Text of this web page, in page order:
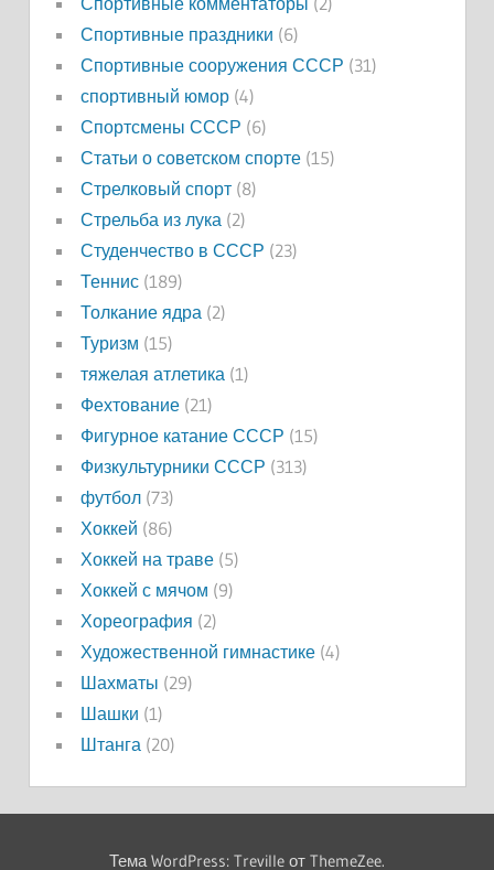
Спортивные праздники (6)
Спортивные сооружения СССР (31)
спортивный юмор(4)
Спортсмены СССР (6)
Статьи о советском спорте(15)
Стрелковый спорт(8)
Стрельба из лука(2)
Студенчество в СССР (23)
Теннис(189)
Толкание ядра(2)
Туризм (15)
тяжелая атлетика(1)
Фехтование(21)
Фигурное катание СССР (15)
Физкультурники СССР (313)
футбол(73)
Хоккей (86)
Хоккей на траве(5)
Хоккей с мячом (9)
Хореография (2)
Художественной гимнастике(4)
Шахматы (29)
Шашки (1)
Штанга(20)
Тема WordPress: Treville от ThemeZee.